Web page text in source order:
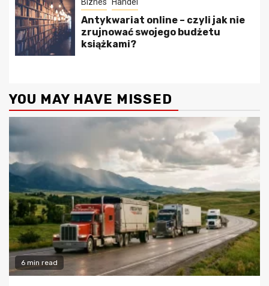
Biznes Handel
Antykwariat online – czyli jak nie
zrujnować swojego budżetu
książkami?
YOU MAY HAVE MISSED
6 min read